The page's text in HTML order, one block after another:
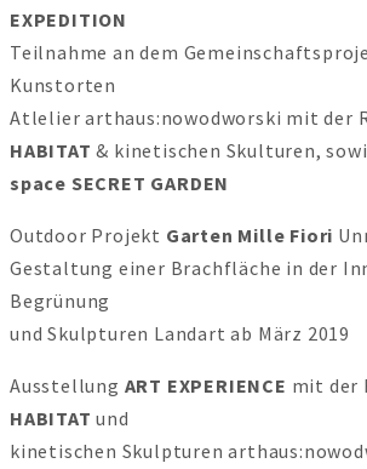
EXPEDITION
Teilnahme an dem
Kunstorten
Atlelier arthaus:nowodworski mit der
HABITAT & kinetischen Skulturen,
space SECRET GARDEN
Outdoor Projekt Garten Mille Fiori
Gestaltung einer Brachfläche in der
Begrünung
und Skulpturen Landart ab März 2019
Ausstellung ART EXPERIENCE mit der
HABITAT und
kinetischen Skulpturen